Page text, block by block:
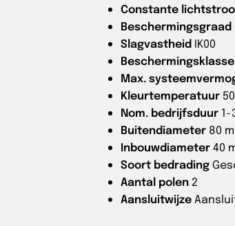
Constante
Beschermingsgraad
Slagvastheid IK00
Beschermingsklasse
Max.
Kleurtemperatuur
Nom. bedrijfsduur 1-
Buitendiameter 80
Inbouwdiameter40
Soort bedrading
Aantal polen 2
Aansluitwijze